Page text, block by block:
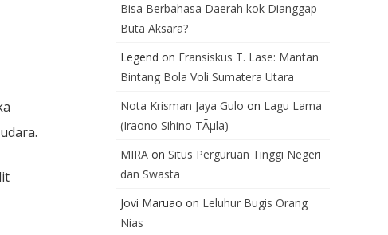
Bisa Berbahasa Daerah kok Dianggap
Buta Aksara?
Legend on Fransiskus T. Lase: Mantan
Bintang Bola Voli Sumatera Utara
Nota Krisman Jaya Gulo on Lagu Lama
(Iraono Sihino TÃµla)
MIRA on Situs Perguruan Tinggi Negeri
dan Swasta
Jovi Maruao on Leluhur Bugis Orang
Nias